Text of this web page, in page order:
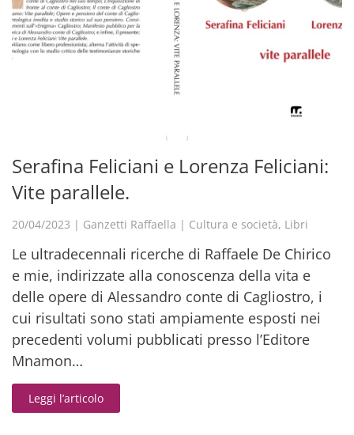
Serafina Feliciani e Lorenza Feliciani:
Vite parallele.
20/04/2023 | Ganzetti Raffaella | Cultura e società, Libri
Le ultradecennali ricerche di Raffaele De Chirico
e mie, indirizzate alla conoscenza della vita e
delle opere di Alessandro conte di Cagliostro, i
cui risultati sono stati ampiamente esposti nei
precedenti volumi pubblicati presso l’Editore
Mnamon…
Leggi l’articolo